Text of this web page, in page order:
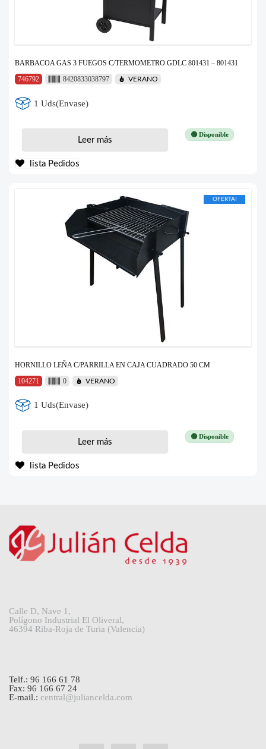
BARBACOA GAS 3 FUEGOS C/TERMOMETRO GDLC 801431 – 801431
746792
8420833038797 VERANO
1 Uds(Envase)
🟢 Disponible
Leer más
lista Pedidos
OFERTA!
HORNILLO LEÑA C/PARRILLA EN CAJA CUADRADO 50 CM
104271
0 VERANO
1 Uds(Envase)
🟢 Disponible
Leer más
lista Pedidos
Calle D, Nave 1,
Polígono Industrial El Oliveral,
46394 Riba-Roja de Turia (Valencia)
Telf.: 96 166 61 78
Fax: 96 166 67 24
E-mail.: central@juliancelda.com